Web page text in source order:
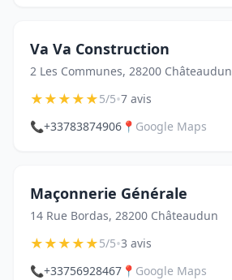
Va Va Construction
2 Les Communes, 28200 Châteaudun
★★★★★5/5•7 avis
📞+33783874906 📍 Google Maps
Maçonnerie Générale
14 Rue Bordas, 28200 Châteaudun
★★★★★5/5•3 avis
📞+33756928467 📍 Google Maps